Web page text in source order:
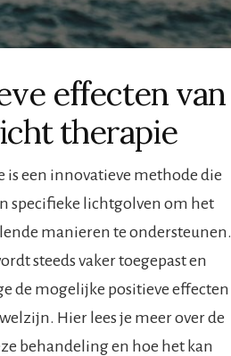
effecten van
therapie
is een innovatieve methode die
specifieke lichtgolven om het
manieren te ondersteunen.
steeds vaker toegepast en
de mogelijke positieve effecten
Hier lees je meer over de
behandeling en hoe het kan